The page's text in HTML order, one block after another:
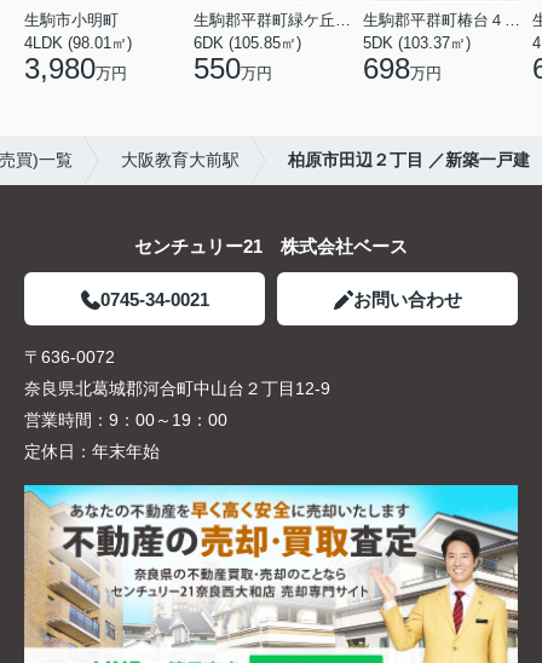
生駒市小明町
4LDK (98.01㎡)
3,980万円
6DK (105.85㎡)
550万円
5DK (103.37㎡)
698万円
買)一覧 大阪教育大前駅 柏原市田辺２丁目 ／新築一戸建
センチュリー21 株式会社ベース
0745-34-0021 お問い合わせ
〒636-0072
奈良県北葛城郡河合町中山台２丁目12-9
営業時間： 9：00～19：00
定休日： 年末年始